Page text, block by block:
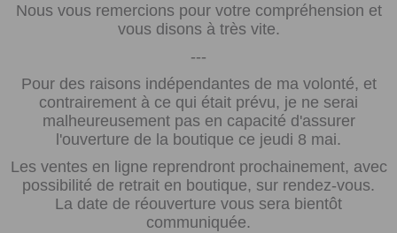
Nous vous remercions pour votre compréhension et
vous disons à très vite.
---
Pour des raisons indépendantes de ma volonté, et
contrairement à ce qui était prévu, je ne serai
malheureusement pas en capacité d'assurer
l'ouverture de la boutique ce jeudi 8 mai.
Les ventes en ligne reprendront prochainement, avec
possibilité de retrait en boutique, sur rendez-vous.
La date de réouverture vous sera bientôt
communiquée.